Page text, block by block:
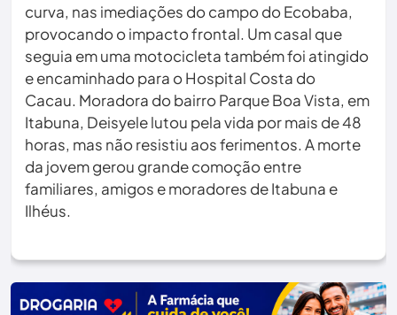
curva, nas imediações do campo do Ecobaba,
provocando o impacto frontal. Um casal que
seguia em uma motocicleta também foi atingido
e encaminhado para o Hospital Costa do
Cacau. Moradora do bairro Parque Boa Vista, em
Itabuna, Deisyele lutou pela vida por mais de 48
horas, mas não resistiu aos ferimentos. A morte
da jovem gerou grande comoção entre
familiares, amigos e moradores de Itabuna e
Ilhéus.